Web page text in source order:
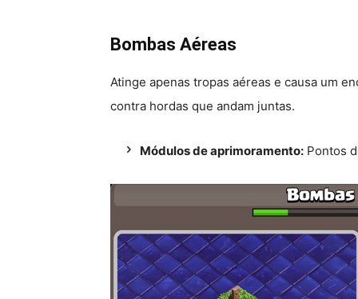
Bombas Aéreas
Atinge apenas tropas aéreas e causa um
contra hordas que andam juntas.
Módulos de aprimoramento: Pontos